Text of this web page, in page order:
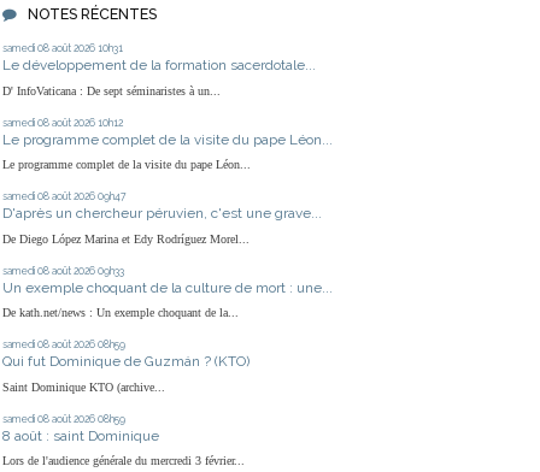
NOTES RÉCENTES
samedi 08 août 2026 10h31
Le développement de la formation sacerdotale...
D' InfoVaticana : De sept séminaristes à un...
samedi 08 août 2026 10h12
Le programme complet de la visite du pape Léon...
Le programme complet de la visite du pape Léon...
samedi 08 août 2026 09h47
D'après un chercheur péruvien, c'est une grave...
De Diego López Marina et Edy Rodríguez Morel...
samedi 08 août 2026 09h33
Un exemple choquant de la culture de mort : une...
De kath.net/news : Un exemple choquant de la...
samedi 08 août 2026 08h59
Qui fut Dominique de Guzmán ? (KTO)
Saint Dominique KTO (archive...
samedi 08 août 2026 08h59
8 août : saint Dominique
Lors de l'audience générale du mercredi 3 février...